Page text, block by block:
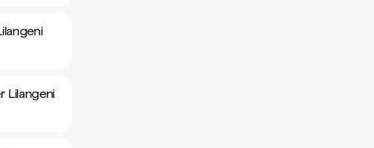
Lilangeni